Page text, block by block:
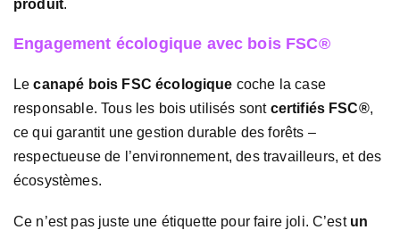
produit.
Engagement écologique avec bois FSC®
Lecanapé bois FSC écologique coche la case
responsable. Tous les bois utilisés sont certifiés FSC®,
ce qui garantit une gestion durable des forêts –
respectueuse de l’environnement, des travailleurs, et des
écosystèmes.
Ce n’est pas juste une étiquette pour faire joli. C’est un